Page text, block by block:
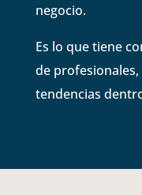
negocio.
Es lo que tiene
de
tendencias